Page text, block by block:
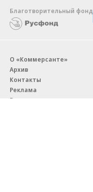
Благотворительный фонд
О «Коммерсанте»
Архив
Контакты
Реклама
Вакансии